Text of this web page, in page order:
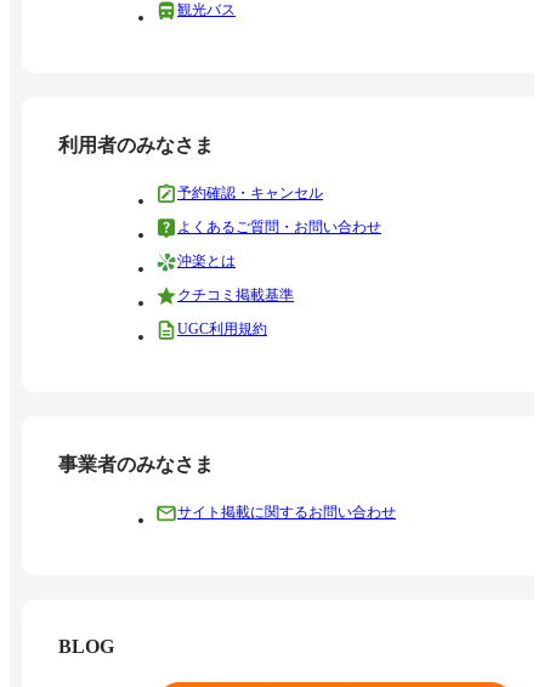
観光バス
利用者のみなさま
予約確認・キャンセル
よくあるご質問・お問い合わせ
沖楽とは
クチコミ掲載基準
UGC利用規約
事業者のみなさま
サイト掲載に関するお問い合わせ
BLOG